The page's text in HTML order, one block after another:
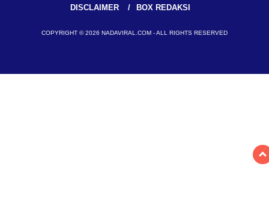
DISCLAIMER
BOX REDAKSI
COPYRIGHT © 2026 NADAVIRAL.COM - ALL RIGHTS RESERVED